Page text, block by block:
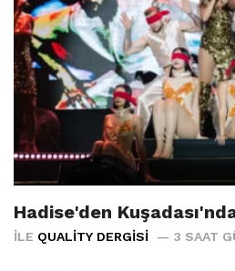
Hadise'den
İLE QUALITY DERGISI 3 SAAT